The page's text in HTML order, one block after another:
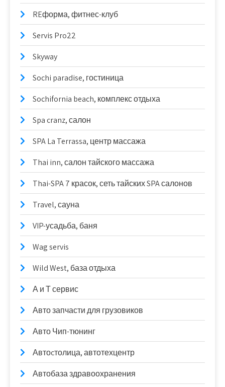
REформа, фитнес-клуб
Servis Pro22
Skyway
Sochi paradise, гостиница
Sochifornia beach, комплекс отдыха
Spa cranz, салон
SPA La Terrassa, центр массажа
Thai inn, салон тайского массажа
Thai-SPA 7 красок, сеть тайских SPA салонов
Travel, сауна
VIP-усадьба, баня
Wag servis
Wild West, база отдыха
А и Т сервис
Авто запчасти для грузовиков
Авто Чип-тюнинг
Автоcтолица, автотехцентр
Автобаза здравоохранения